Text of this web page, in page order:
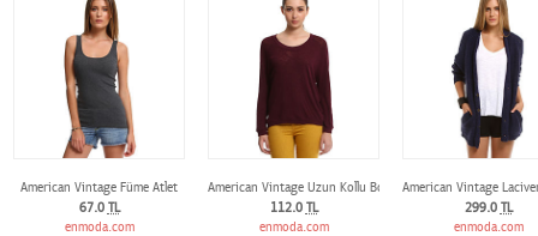
American Vintage Füme Atlet
67.0 TL
enmoda.com
American Vintage Uzun Kollu Bordo Tişört
112.0 TL
enmoda.com
American Vintage
299.0 TL
enmoda.com